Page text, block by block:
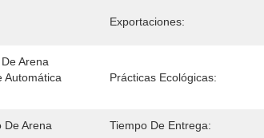
Exportaciones:
Arena
Automática
Prácticas Ecológicas:
De Arena Tiempo De Entrega: